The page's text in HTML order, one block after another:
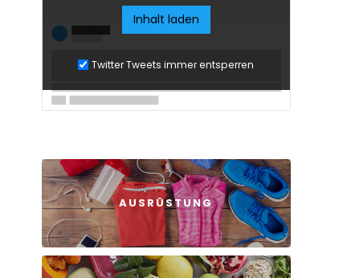
Inhalt laden
Twitter Tweets immer entsperren
AUSRÜSTUNG